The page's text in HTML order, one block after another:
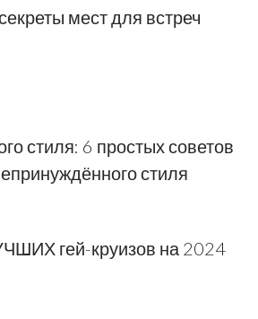
мест для встреч
стиля: 6 простых советов
стиля
гей-круизов на 2024